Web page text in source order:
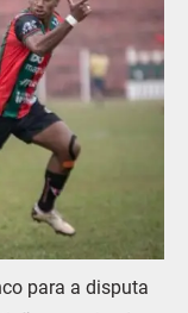
para a disputa